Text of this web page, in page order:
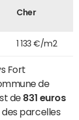
Cher
1 133 €/m2
Fort
de
de 831 euros
parcelles